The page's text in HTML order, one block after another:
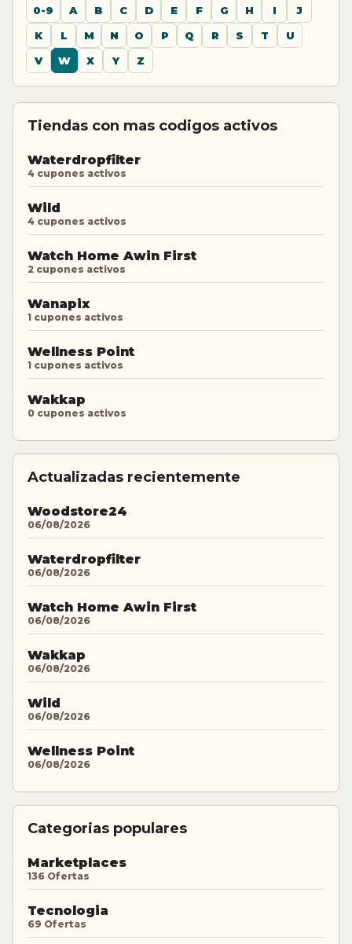
0-9 A B C D E F G H I
J
K
L M N O P Q R S T
U
V
W X Y Z
Tiendas con mas codigos activos
Waterdropfilter
4 cupones activos
Wild
4 cupones activos
Watch Home Awin First
2 cupones activos
Wanapix
1 cupones activos
Wellness Point
1 cupones activos
Wakkap
0 cupones activos
Actualizadas recientemente
Woodstore24
06/08/2026
Waterdropfilter
06/08/2026
Watch Home Awin First
06/08/2026
Wakkap
06/08/2026
Wild
06/08/2026
Wellness Point
06/08/2026
Categorias populares
Marketplaces
136 Ofertas
Tecnologia
69 Ofertas